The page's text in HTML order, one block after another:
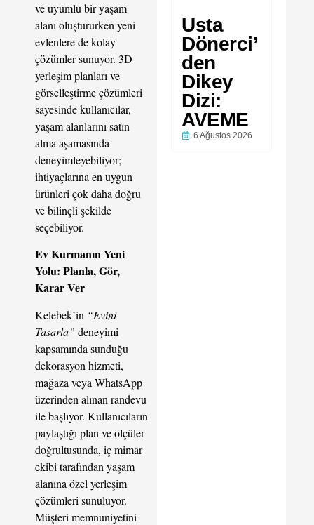
ve uyumlu bir yaşam
alanı oluştururken yeni
evlenlere de kolay
çözümler sunuyor. 3D
yerleşim planları ve
görselleştirme çözümleri
sayesinde kullanıcılar,
yaşam alanlarını satın
alma aşamasında
deneyimleyebiliyor;
ihtiyaçlarına en uygun
ürünleri çok daha doğru
ve bilinçli şekilde
seçebiliyor.
Ev Kurmanın Yeni
Yolu: Planla, Gör,
Karar Ver
Kelebek’in “Evini
Tasarla” deneyimi
kapsamında sunduğu
dekorasyon hizmeti,
mağaza veya WhatsApp
üzerinden alınan randevu
ile başlıyor. Kullanıcıların
paylaştığı plan ve ölçüler
doğrultusunda, iç mimar
ekibi tarafından yaşam
alanına özel yerleşim
çözümleri sunuluyor.
Müşteri memnuniyetini
Usta
Dönerci’
den
Dikey
Dizi:
AVEME
6 Ağustos 2026